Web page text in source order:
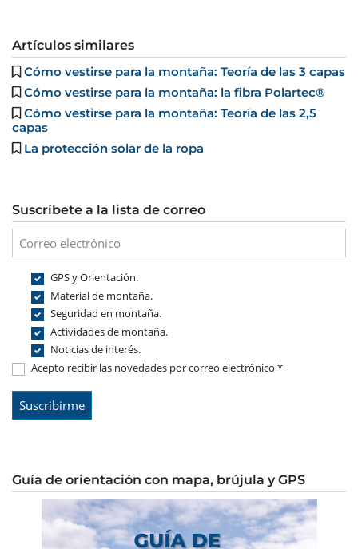
Artículos similares
Cómo vestirse para la montaña: Teoría de las 3 capas
Cómo vestirse para la montaña: la fibra Polartec®
Cómo vestirse para la montaña: Teoría de las 2,5
capas
La protección solar de la ropa
Suscríbete a la lista de correo
GPS y Orientación.
Material de montaña.
Seguridad en montaña.
Actividades de montaña.
Noticias de interés.
Acepto recibir las novedades por correo electrónico *
Guía de orientación con mapa, brújula y GPS